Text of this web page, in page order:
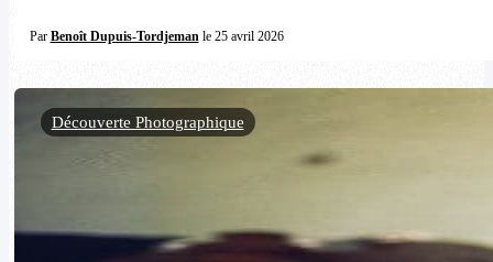
Par Benoît Dupuis-Tordjemanle 25 avril 2026
Découverte Photographique